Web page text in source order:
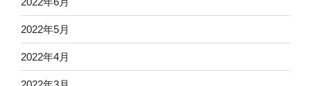
2022年5月
2022年4月